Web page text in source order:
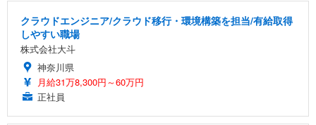
クラウドエンジニア/クラウド移行・環境構築を担当/有給取得
しやすい職場
株式会社大斗
神奈川県
月給31万8,300円～60万円
正社員